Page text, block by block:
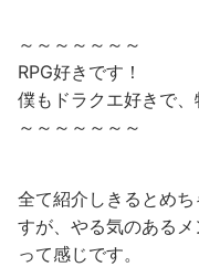
～～～～～～～
RPG好きです！
僕もドラクエ好きで
～～～～～～～
全て紹介しきるとめ
すが、やる気のある
って感じです。